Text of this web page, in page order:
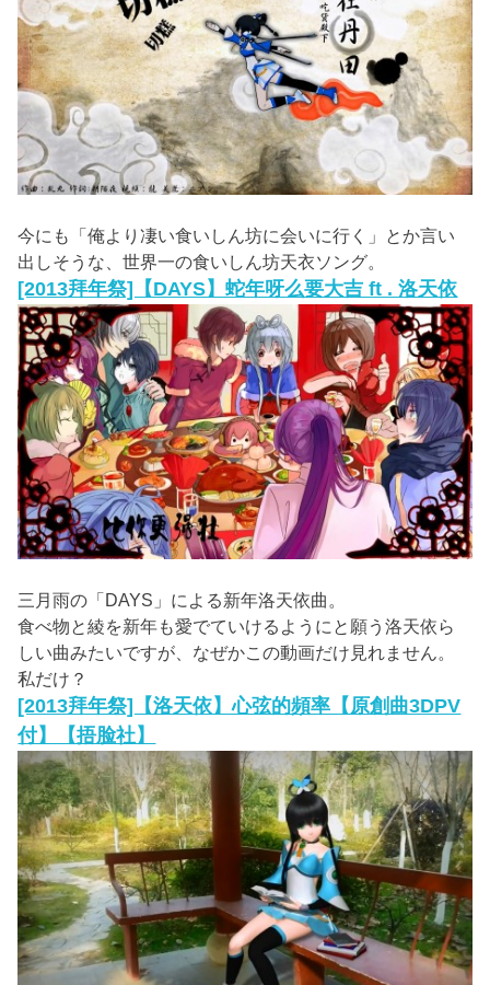
今にも「俺より凄い食いしん坊に会いに行く」とか言い
出しそうな、世界一の食いしん坊天衣ソング。
[2013拜年祭]【DAYS】蛇年呀么要大吉 ft . 洛天依
三月雨の「DAYS」による新年洛天依曲。
食べ物と綾を新年も愛でていけるようにと願う洛天依ら
しい曲みたいですが、なぜかこの動画だけ見れません。
私だけ？
[2013拜年祭]【洛天依】心弦的頻率【原創曲3DPV
付】【捂脸社】